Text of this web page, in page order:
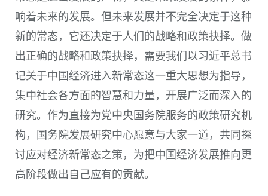
响着未来的发展。但未来发展并不完全决定于这种
新的常态，它还决定于人们的战略和政策抉择。做
出正确的战略和政策抉择，需要我们以习近平总书
记关于中国经济进入新常态这一重大思想为指导，
集中社会各方面的智慧和力量，开展广泛而深入的
研究。作为直接为党中央国务院服务的政策研究机
构，国务院发展研究中心愿意与大家一道，共同探
讨应对经济新常态之策，为把中国经济发展推向更
高阶段做出自己应有的贡献。